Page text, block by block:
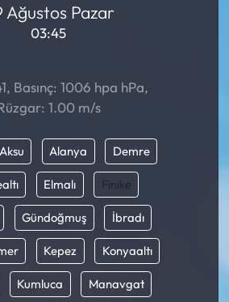
Ağustos Pazar
03:45
Basınç: 1006 hpa hPa,
1.00 m/s
Aksu Alanya Demre
Elmalı Finike
Gündoğmuş İbradı
Kepez Konyaaltı
Kumluca Manavgat